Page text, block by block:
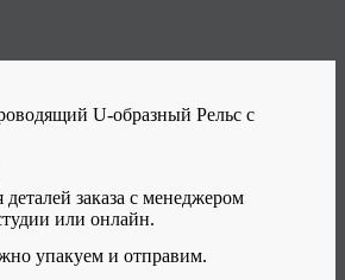
U-образный Рельс с
деталей заказа с менеджером
или онлайн.
упакуем и отправим.